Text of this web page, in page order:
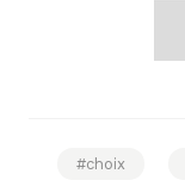
#choix